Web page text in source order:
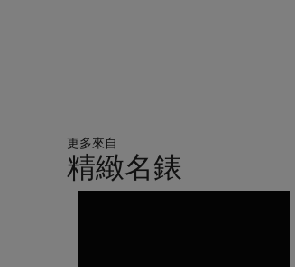
更多來自
精緻名錶